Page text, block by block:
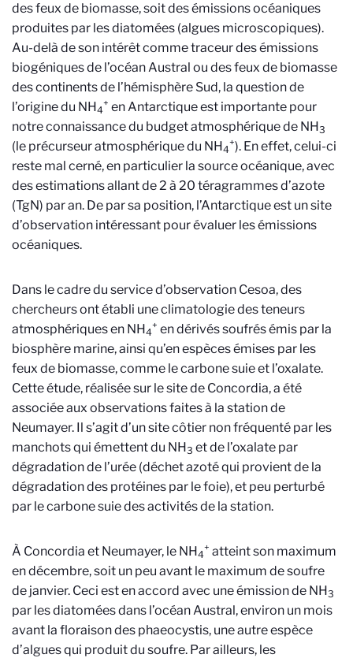
des feux de biomasse, soit des émissions océaniques
produites par les diatomées (algues microscopiques).
Au-delà de son intérêt comme traceur des émissions
biogéniques de l’océan Austral ou des feux de biomasse
des continents de l’hémisphère Sud, la question de
l’origine du NH4
+ en Antarctique est importante pour
notre connaissance du budget atmosphérique de NH3
(le précurseur atmosphérique du NH4
+). En effet, celui-ci
reste mal cerné, en particulier la source océanique, avec
des estimations allant de 2 à 20 téragrammes d’azote
(TgN) par an. De par sa position, l’Antarctique est un site
d’observation intéressant pour évaluer les émissions
océaniques.
Dans le cadre du service d’observation Cesoa, des
chercheurs ont établi une climatologie des teneurs
atmosphériques en NH4
+ en dérivés soufrés émis par la
biosphère marine, ainsi qu’en espèces émises par les
feux de biomasse, comme le carbone suie et l’oxalate.
Cette étude, réalisée sur le site de Concordia, a été
associée aux observations faites à la station de
Neumayer. Il s’agit d’un site côtier non fréquenté par les
manchots qui émettent du NH3 et de l’oxalate par
dégradation de l’urée (déchet azoté qui provient de la
dégradation des protéines par le foie), et peu perturbé
par le carbone suie des activités de la station.
À Concordia et Neumayer, le NH4
+ atteint son maximum
en décembre, soit un peu avant le maximum de soufre
de janvier. Ceci est en accord avec une émission de NH3
par les diatomées dans l’océan Austral, environ un mois
avant la floraison des phaeocystis, une autre espèce
d’algues qui produit du soufre. Par ailleurs, les